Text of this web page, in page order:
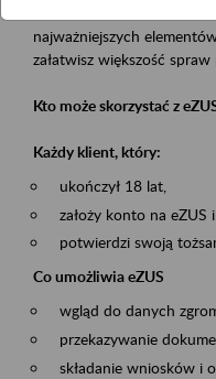
najważniejszych
załatwisz większość
Kto może skorzystać z
Każdy klient, który:
ukończył 18 lat,
założy konto na eZUS i
potwierdzi swoją
Co umożliwia eZUS
wgląd do danych
przekazywanie
składanie wniosków i